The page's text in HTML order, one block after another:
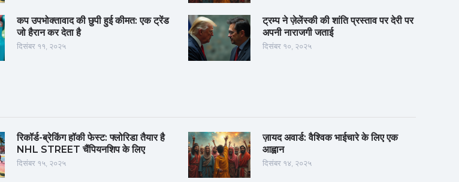
कप उपभोक्तावाद की छुपी हुई कीमत: एक ट्रेंड
जो हैरान कर देता है
दिसंबर ११, २०२५
ट्रम्प ने ज़ेलेंस्की की शांति प्रस्ताव पर देरी पर
अपनी नाराजगी जताई
दिसंबर १०, २०२५
रिकॉर्ड-ब्रेकिंग हॉकी फेस्ट: फ्लोरिडा तैयार है
NHL STREET चैंपियनशिप के लिए
दिसंबर १५, २०२५
ज़ायद अवार्ड: वैश्विक भाईचारे के लिए एक
आह्वान
दिसंबर १४, २०२५